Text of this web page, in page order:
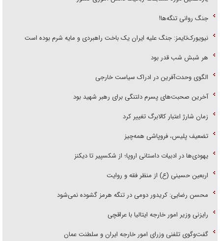
جنگ روانی تنگه‌ها!
نیویورک‌تایمز: جنگ علیه ایران یک باخت راهبردی و مایه شرم بوده است
هر شبش شب قدر بود
الگوی وحدت‌آفرین در ادراک سیاست خارجی
آخرین صحبت‌های پسرم دلتنگی برای رهبر شهید بود
زمان شارژ اعتبار کالابرگ تغییر کرد
تضعیف پلیس، فروپاشی همه‌چیز
یهودی‌ها در ادبیات داستانی اروپا؛ از شکسپیر تا دیکنز
اربعین حسینی (ع) از منظر فقه و روایت
محسن رضایی: کریدور دومی در تنگه هرمز گشوده نمی‌شود
رایزنی وزیر امور خارجه ایتالیا با عراقچی
گفت‌وگوی تلفنی وزرای امور خارجه ایران و سلطنت عمان